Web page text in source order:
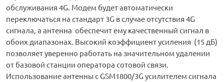
обслуживания 4G. Модем будет автоматически
переключаться на стандарт 3G в случае отсутствия 4G
сигнала, а антенна обеспечит ему качественный сигнал в
обоих диапазонах. Высокий коэффициент усиления (15 дБ)
позволяет уверенно работать на значительном удалении
от базовой станции оператора сотовой связи.
Использование антенны с GSM1800/3G усилителем сигнала